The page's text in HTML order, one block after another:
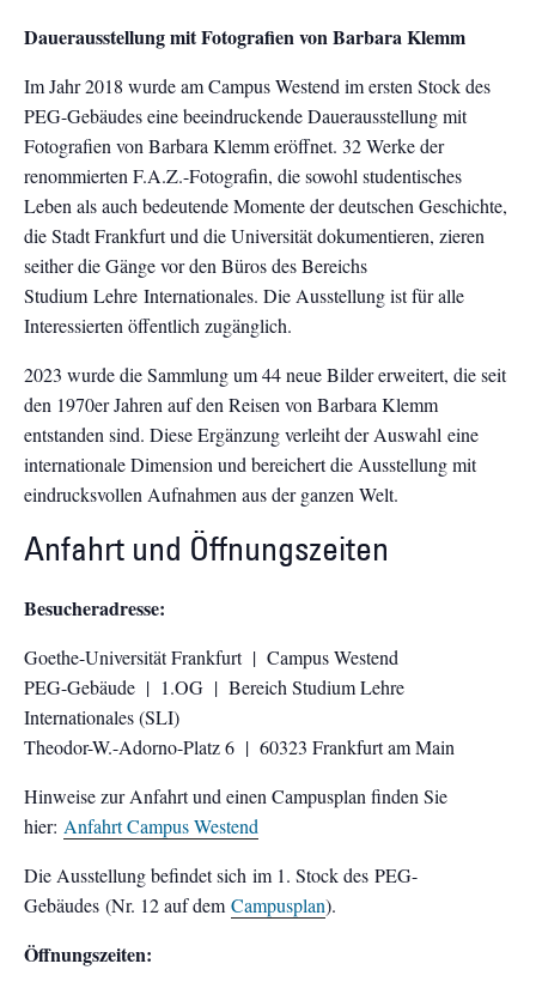
Dauerausstellung mit Fotografien von Barbara Klemm
Im Jahr 2018 wurde am Campus Westend im ersten Stock des
PEG-Gebäudes eine beeindruckende Dauerausstellung mit
Fotografien von Barbara Klemm eröffnet. 32 Werke der
renommierten F.A.Z.-Fotografin, die sowohl studentisches
Leben als auch bedeutende Momente der deutschen Geschichte,
die Stadt Frankfurt und die Universität dokumentieren, zieren
seither die Gänge vor den Büros des Bereichs
Studium Lehre Internationales. Die Ausstellung ist für alle
Interessierten öffentlich zugänglich.
2023 wurde die Sammlung um 44 neue Bilder erweitert, die seit
den 1970er Jahren auf den Reisen von Barbara Klemm
entstanden sind. Diese Ergänzung verleiht der Auswahl eine
internationale Dimension und bereichert die Ausstellung mit
eindrucksvollen Aufnahmen aus der ganzen Welt.
Anfahrt und Öffnungszeiten
Besucheradresse:
Goethe-Universität Frankfurt | Campus Westend
PEG-Gebäude | 1.OG | Bereich Studium Lehre
Internationales (SLI)
Theodor-W.-Adorno-Platz 6 | 60323 Frankfurt am Main
Hinweise zur Anfahrt und einen Campusplan finden Sie
hier: Anfahrt Campus Westend
Die Ausstellung befindet sich im 1. Stock des PEG-
Gebäudes (Nr. 12 auf dem Campusplan).
Öffnungszeiten: